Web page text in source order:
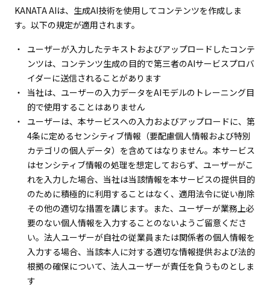
KANATA AIは、生成AI技術を使用してコンテンツを作成しま
す。以下の規定が適用されます。
ユーザーが入力したテキストおよびアップロードしたコンテ
ンツは、コンテンツ生成の目的で第三者のAIサービスプロバ
イダーに送信されることがあります
当社は、ユーザーの入力データをAIモデルのトレーニング目
的で使用することはありません
ユーザーは、本サービスへの入力およびアップロードに、第
4条に定めるセンシティブ情報（要配慮個人情報および特別
カテゴリの個人データ）を含めてはなりません。本サービス
はセンシティブ情報の処理を想定しておらず、ユーザーがこ
れを入力した場合、当社は当該情報を本サービスの提供目的
のために積極的に利用することはなく、適用法令に従い削除
その他の適切な措置を講じます。また、ユーザーが業務上必
要のない個人情報を入力することのないようご留意くださ
い。法人ユーザーが自社の従業員または関係者の個人情報を
入力する場合、当該本人に対する適切な情報提供および法的
根拠の確保について、法人ユーザーが責任を負うものとしま
す